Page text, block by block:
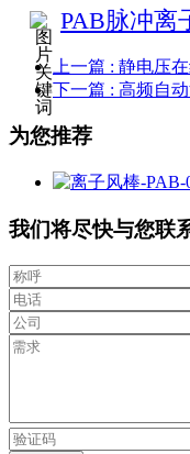
PAB脉冲离
上一篇 : 静电压
下一篇 : 高频自
为您推荐
我们将尽快与您联